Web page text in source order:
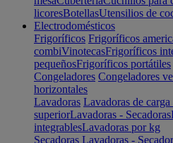
licoresBotellasUtensilios de
Electrodomésticos
Frigoríficos Frigoríficos
combiVinotecasFrigoríficos
pequeñosFrigoríficos portátiles
Congeladores Congeladores
horizontales
Lavadoras Lavadoras de
superiorLavadoras - Secadoras
integrablesLavadoras por kg
Secadoras Lavadoras -